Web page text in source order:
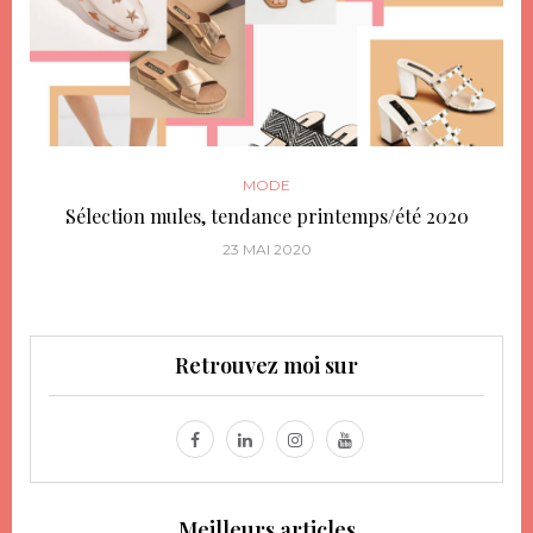
MODE
Sélection mules, tendance printemps/été 2020
23 MAI 2020
Retrouvez moi sur